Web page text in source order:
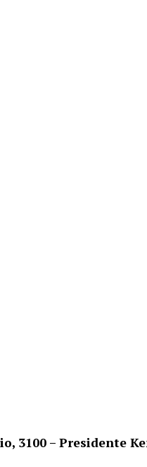
3100 – Presidente